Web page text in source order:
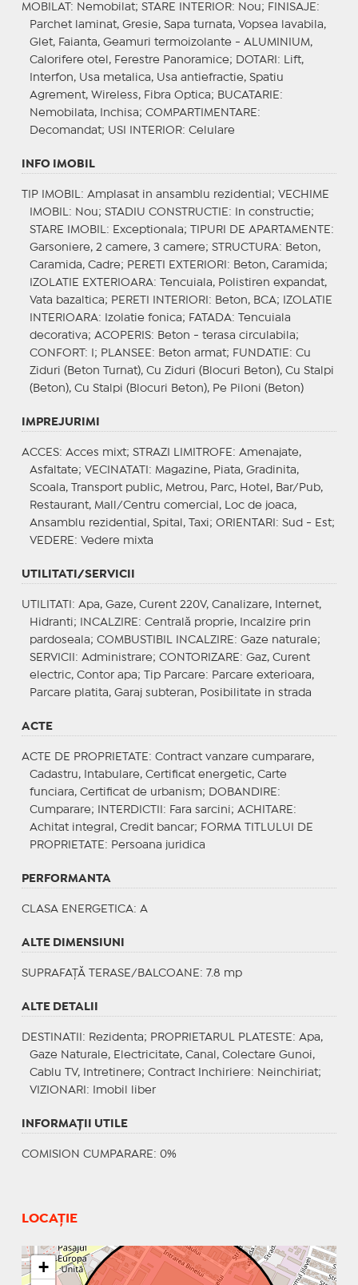
MOBILAT : Nemobilat; STARE INTERIOR: Nou; FINISAJE :
Parchet laminat, Gresie, Sapa turnata, Vopsea lavabila,
Glet, Faianta, Geamuri termoizolante - ALUMINIUM,
Calorifere otel, Ferestre Panoramice;
DOTARI : Lift,
Interfon, Usa metalica, Usa antiefractie, Spatiu
Agrement, Wireless, Fibra Optica; BUCATARIE :
Nemobilata, Inchisa; COMPARTIMENTARE :
Decomandat; USI INTERIOR: Celulare
INFO IMOBIL
TIP IMOBIL : Amplasat in ansamblu rezidential; VECHIME
IMOBIL : Nou; STADIU CONSTRUCTIE : In constructie;
STARE IMOBIL : Exceptionala; TIPURI DE APARTAMENTE :
Garsoniere, 2 camere, 3 camere; STRUCTURA: Beton,
Caramida, Cadre; PERETI EXTERIORI : Beton, Caramida;
IZOLATIE EXTERIOARA: Tencuiala, Polistiren expandat,
Vata bazaltica; PERETI INTERIORI : Beton, BCA;
IZOLATIE
INTERIOARA: Izolatie fonica; FATADA: Tencuiala
decorativa; ACOPERIS: Beton - terasa circulabila;
CONFORT : I; PLANSEE : Beton armat; FUNDATIE : Cu
Ziduri (Beton Turnat), Cu Ziduri (Blocuri Beton), Cu Stalpi
(Beton), Cu Stalpi (Blocuri Beton), Pe Piloni (Beton)
IMPREJURIMI
ACCES: Acces mixt; STRAZI LIMITROFE : Amenajate,
Asfaltate; VECINATATI : Magazine, Piata, Gradinita,
Scoala, Transport public, Metrou, Parc, Hotel, Bar/Pub,
Restaurant, Mall/Centru comercial, Loc de joaca,
Ansamblu rezidential, Spital, Taxi; ORIENTARI : Sud - Est;
VEDERE : Vedere mixta
UTILITATI/SERVICII
UTILITATI : Apa, Gaze, Curent 220V, Canalizare, Internet,
Hidranti;
INCALZIRE : Centrală proprie, Incalzire prin
pardoseala; COMBUSTIBIL INCALZIRE : Gaze naturale;
SERVICII : Administrare; CONTORIZARE : Gaz, Curent
electric, Contor apa;
Tip Parcare: Parcare exterioara,
Parcare platita, Garaj subteran, Posibilitate in strada
ACTE
ACTE DE PROPRIETATE : Contract vanzare cumparare,
Cadastru, Intabulare, Certificat energetic, Carte
funciara, Certificat de urbanism;
DOBANDIRE :
Cumparare;
INTERDICTII : Fara sarcini; ACHITARE :
Achitat integral, Credit bancar; FORMA TITLULUI DE
PROPRIETATE : Persoana juridica
PERFORMANTA
CLASA ENERGETICA: A
ALTE DIMENSIUNI
SUPRAFAȚĂ TERASE/BALCOANE: 7.8 mp
ALTE DETALII
DESTINATII : Rezidenta; PROPRIETARUL PLATESTE : Apa,
Gaze Naturale, Electricitate, Canal, Colectare Gunoi,
Cablu TV, Intretinere; Contract Inchiriere: Neinchiriat;
VIZIONARI : Imobil liber
INFORMAŢII UTILE
COMISION CUMPARARE: 0%
LOCAȚIE
+